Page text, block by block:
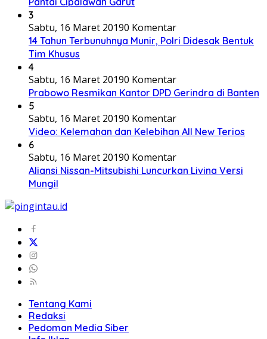
3
Sabtu, 16 Maret 20190 Komentar
14 Tahun Terbunuhnya Munir, Polri Didesak Bentuk
Tim Khusus
4
Sabtu, 16 Maret 20190 Komentar
Prabowo Resmikan Kantor DPD Gerindra di Banten
5
Sabtu, 16 Maret 20190 Komentar
Video: Kelemahan dan Kelebihan All New Terios
6
Sabtu, 16 Maret 20190 Komentar
Aliansi Nissan-Mitsubishi Luncurkan Livina Versi
Mungil
Tentang Kami
Redaksi
Pedoman Media Siber